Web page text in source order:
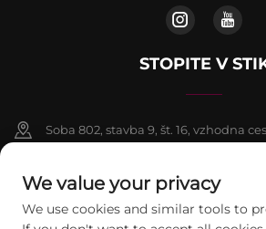
STOPITE V
Soba 802, stavba 9, št. 16, vzhodna
+86-13911459627
We value your privacy
We use cookies and similar tools to